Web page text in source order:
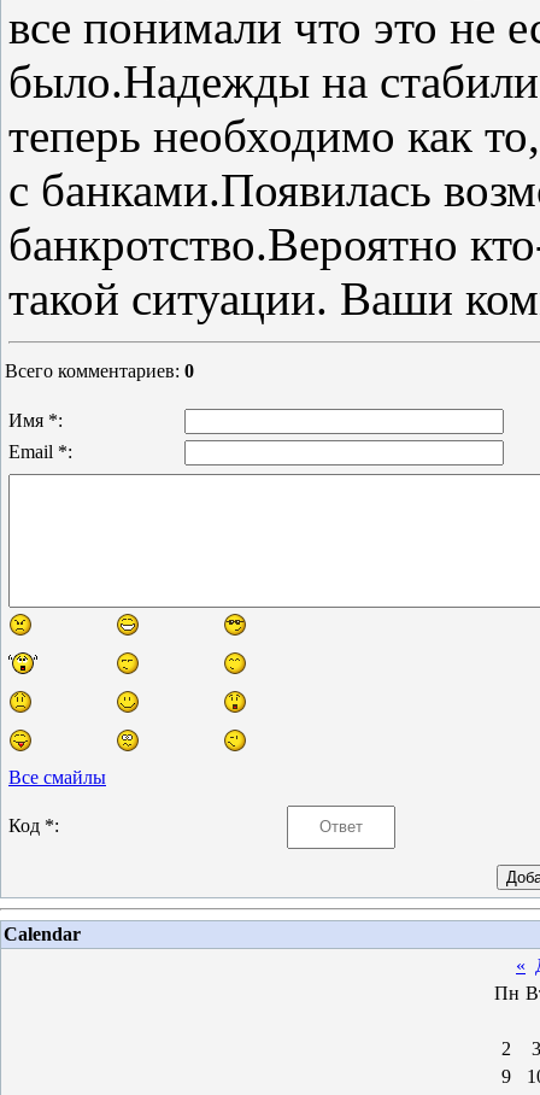
все понимали что это не
было.Надежды на
теперь необходимо как
с банками.Появилась
банкротство.Вероятно
такой ситуации. Ваши
Всего комментариев: 0
Имя *:
Email *:
Все смайлы
Код *:
Calendar
«
Пн
2
3
9